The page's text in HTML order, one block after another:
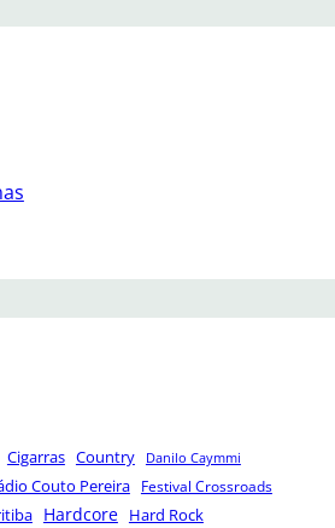
Cigarras Country
Danilo Caymmi
Couto Pereira Festival Crossroads
Hardcore Hard Rock